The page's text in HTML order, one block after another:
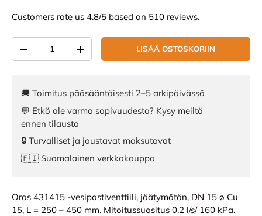
Customers rate us 4.8/5 based on 510 reviews.
VÄHENNÄ MÄÄRÄÄLISÄÄ MÄÄRÄÄLISÄÄ OSTOSKORIIN
🚚 Toimitus pääsääntöisesti 2–5 arkipäivässä
💬 Etkö ole varma sopivuudesta? Kysy meiltä
ennen tilausta
🔒 Turvalliset ja joustavat maksutavat
🇫🇮 Suomalainen verkkokauppa
Oras 431415 -vesipostiventtiili, jäätymätön, DN 15 ø Cu
15, L = 250 – 450 mm. Mitoitussuositus 0.2 l/s/ 160 kPa.